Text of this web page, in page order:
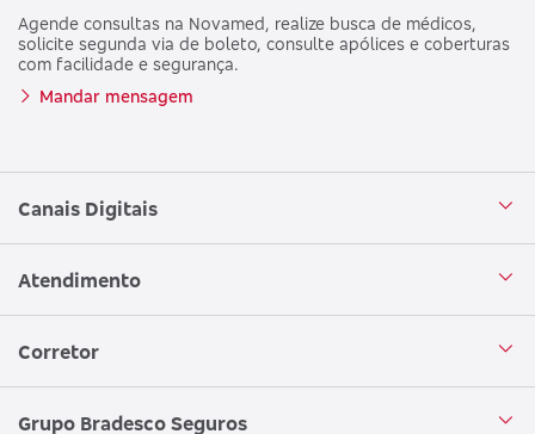
Agende consultas na Novamed, realize busca de médicos,
solicite segunda via de boleto, consulte apólices e coberturas
com facilidade e segurança.
Mandar mensagem
Canais Digitais
Aplicativo Bradesco Seguros
WhatsApp
Atendimento
Central de Atendimento
Corretor
Seja um corretor
Grupo Bradesco Seguros